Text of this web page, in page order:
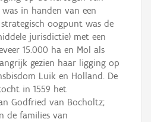
in handen van een
oogpunt was de
jurisdictie) met een
15.000 ha en Mol als
gezien haar ligging op
Luik en Holland. De
in 1559 het
Godfried van Bocholtz;
de families van